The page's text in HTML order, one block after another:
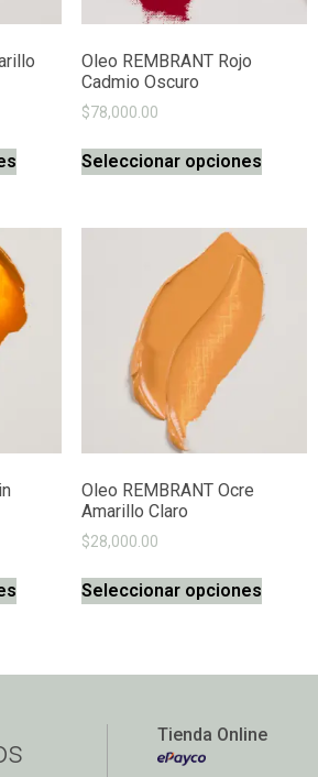
Oleo REMBRANT Rojo
Cadmio Oscuro
$78,000.00
Seleccionar opciones
Oleo REMBRANT Ocre
Amarillo Claro
$28,000.00
Seleccionar opciones
Tienda Online